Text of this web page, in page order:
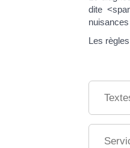
dite
Les